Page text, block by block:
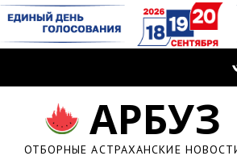
АРБУЗ
ОТБОРНЫЕ АСТРАХАНСКИЕ